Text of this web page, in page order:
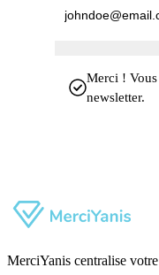
Merci ! Vous
newsletter.
MerciYanis centralise